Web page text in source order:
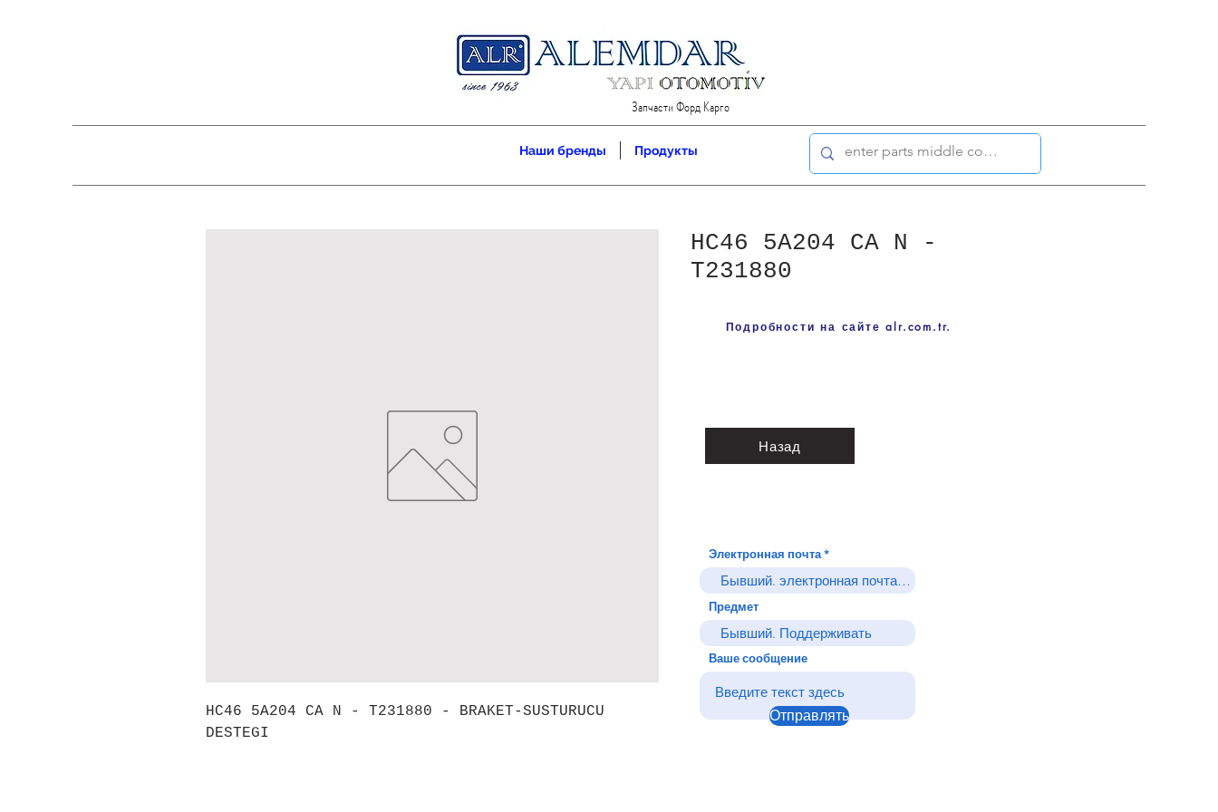
Запчасти Форд Карго
Наши бренды Продукты
HC46 5A204 CA N - T231880 - BRAKET-SUSTURUCU
DESTEGI
HC46 5A204 CA N -
T231880
Назад
Подробности на сайте alr.com.tr.
Электронная почта
Предмет
Ваше сообщение
Отправлять